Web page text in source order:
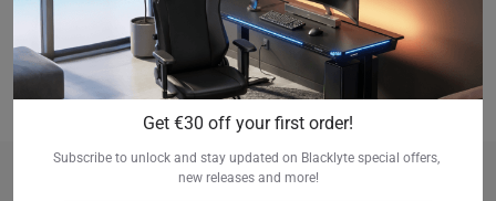
Team Spirit Edition
Learn more >Buy now >
Get €30 off your first order!
Subscribe to unlock and stay updated on Blacklyte special offers,
new releases and more!